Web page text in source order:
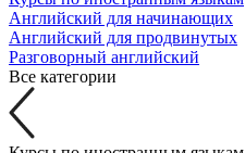
Английский для начинающих
Английский для продвинутых
Разговорный английский
Все категории